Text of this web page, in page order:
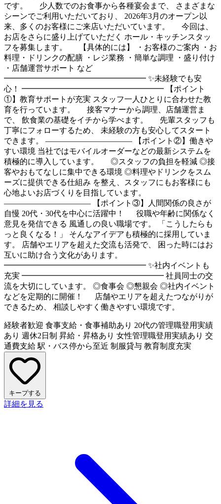
です。 少人数でのお食事から各種宴会まで、 さまざまな
シーンでご利用いただいており、 2026年3月のオープン以
来、多くのお客様にご来店いただいています。 今回は、
お店をさらに盛り上げていただく ホール・キッチンスタッ
フを募集します。 【具体的には】 ・お客様のご案内 ・お
料理・ドリンクの配膳 ・レジ業務 ・簡単な調理 ・盛り付け
・店舗運営サポート など
━━━━━━━━━━━━━━━━━━ ✨未経験でも安
心！ ━━━━━━━━━━━━━━━━━━ 【ポイント
①】教育サポートが充実 スタッフ一人ひとりに合わせた教
育を行っています。 接客マナーから調理、店舗運営ま
で、 飲食業の基礎をイチから学べます。 先輩スタッフも
丁寧にフォローするため、 未経験の方も安心してスタート
できます。 ――――――――――― 【ポイント②】働きや
すい環境 当社ではモバイルオーダーなどの最新システムを
積極的に導入しています。 ◎スタッフの負担を軽減 ◎接
客やおもてなしに集中できる環境 ◎料理やドリンクをスム
ーズに提供できる仕組み を整え、スタッフにもお客様にも
心地よいお店づくりを目指しています。
――――――――――― 【ポイント③】人間関係の良さが
自慢 20代・30代を中心に活躍中！ 役職や年齢に関係なく
意見を発信できる 風通しの良い職場です。 「こうしたらも
っと良くなる！」 そんなアイデアも積極的に採用していま
す。 店舗やエリアを超えた交流も活発で、 困った時にはお
互いに助け合う文化があります。
━━━━━━━━━━━━━━━━━━ ✨社内イベントも
充実 ━━━━━━━━━━━━━━━━━━ 社員同士の交
流を大切にしています。 ◎食事会 ◎懇親会 ◎社内イベント
などを定期的に開催！ 店舗やエリアを超えたつながりが
できるため、 相談しやすく働きやすい環境です。
経験者歓迎 食事支給・食事補助あり 20代の管理職登用実績
あり 週休2日制 昇給・昇格あり 女性管理職登用実績あり 交
通費支給 駅・バス停から至近 制服貸与 教育制度充実
キープする
詳細を見る